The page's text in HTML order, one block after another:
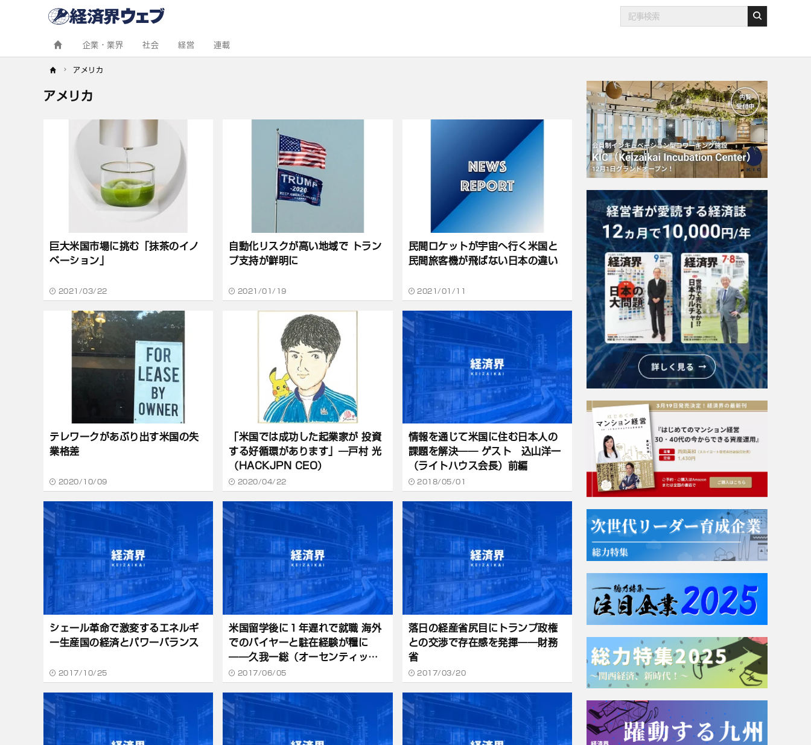
企業・業界 社会 経営 連載
アメリカ
アメリカ
巨大米国市場に挑む「抹茶のイノ
ベーション」
2021/03/22
自動化リスクが高い地域で トラン
プ支持が鮮明に
2021/01/19
民間ロケットが宇宙へ行く米国と
民間旅客機が飛ばない日本の違い
2021/01/11
テレワークがあぶり出す米国の失
業格差
2020/10/09
「米国では成功した起業家が 投資
する好循環があります」―戸村 光
（HACKJPN CEO）
2020/04/22
情報を通じて米国に住む日本人の
課題を解決―― ゲスト 込山洋一
（ライトハウス会長）前編
2018/05/01
シェール革命で激変するエネルギ
ー生産国の経済とパワーバランス
2017/10/25
米国留学後に１年遅れで就職 海外
でのバイヤーと駐在経験が糧に
――久我一総（オーセンティック
ジャパン社長）
2017/06/05
落日の経産省尻目にトランプ政権
との交渉で存在感を発揮――財務
省
2017/03/20